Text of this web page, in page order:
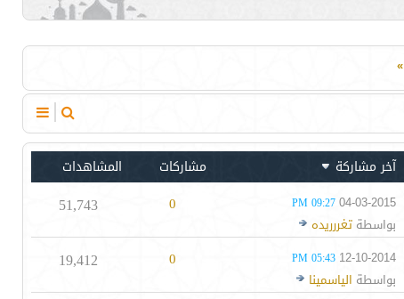
»
آخر مشاركة مشاركات المشاهدات
04-03-2015
09:27 PM
بواسطةتغررريده
0
51,743
12-10-2014
05:43 PM
بواسطة الياسمينا
0
19,412